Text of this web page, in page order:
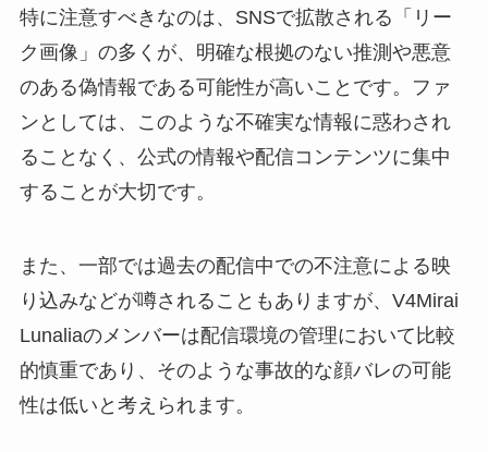
特に注意すべきなのは、SNSで拡散される「リー
ク画像」の多くが、明確な根拠のない推測や悪意
のある偽情報である可能性が高いことです。ファ
ンとしては、このような不確実な情報に惑わされ
ることなく、公式の情報や配信コンテンツに集中
することが大切です。
また、一部では過去の配信中での不注意による映
り込みなどが噂されることもありますが、V4Mirai
Lunaliaのメンバーは配信環境の管理において比較
的慎重であり、そのような事故的な顔バレの可能
性は低いと考えられます。